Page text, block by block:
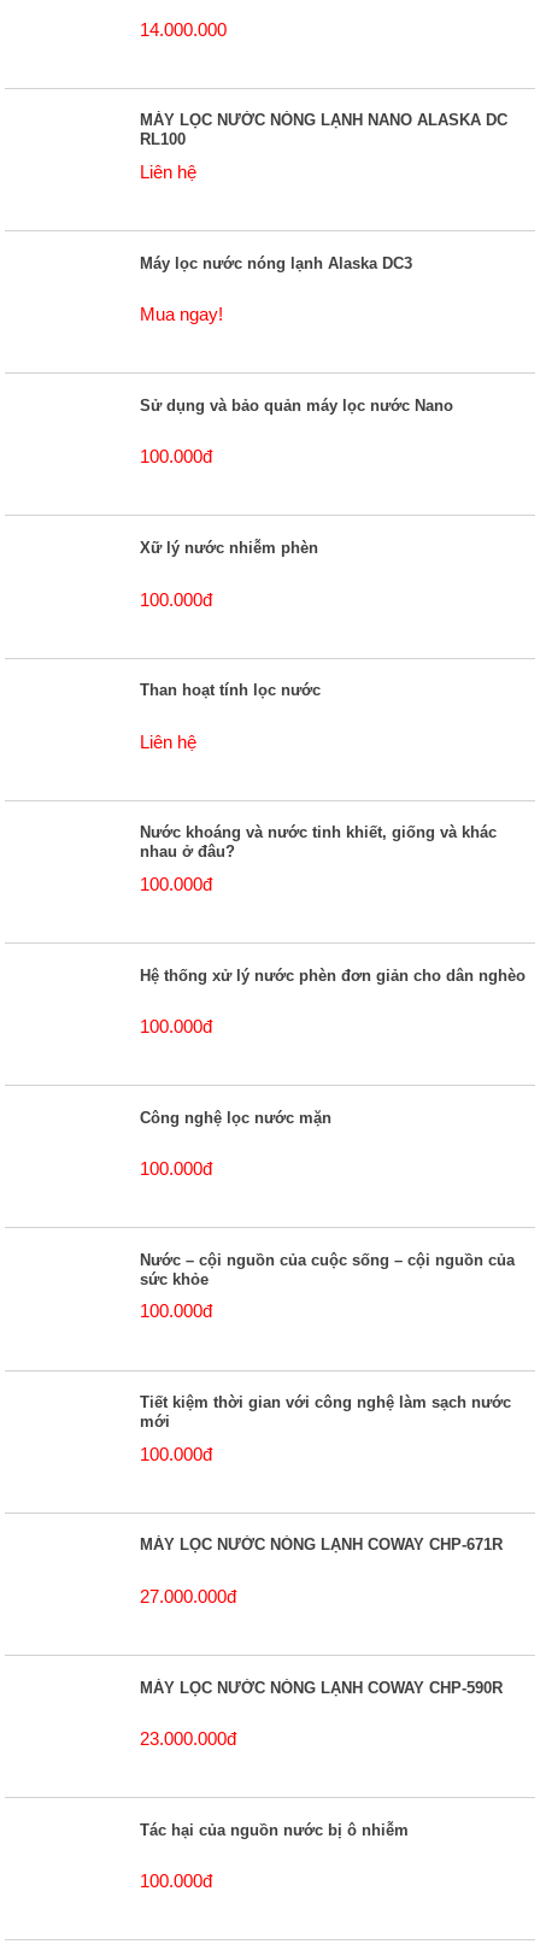
14.000.000
MÁY LỌC NƯỚC NÓNG LẠNH NANO ALASKA DC
RL100
Liên hệ
Máy lọc nước nóng lạnh Alaska DC3
Mua ngay!
Sử dụng và bảo quản máy lọc nước Nano
100.000đ
Xữ lý nước nhiễm phèn
100.000đ
Than hoạt tính lọc nước
Liên hệ
Nước khoáng và nước tinh khiết, giống và khác
nhau ở đâu?
100.000đ
Hệ thống xử lý nước phèn đơn giản cho dân nghèo
100.000đ
Công nghệ lọc nước mặn
100.000đ
Nước – cội nguồn của cuộc sống – cội nguồn của
sức khỏe
100.000đ
Tiết kiệm thời gian với công nghệ làm sạch nước
mới
100.000đ
MÁY LỌC NƯỚC NÓNG LẠNH COWAY CHP-671R
27.000.000đ
MÁY LỌC NƯỚC NÓNG LẠNH COWAY CHP-590R
23.000.000đ
Tác hại của nguồn nước bị ô nhiễm
100.000đ